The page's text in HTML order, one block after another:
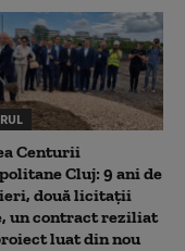
Centurii
Cluj: 9 ani de
două licitații
un contract reziliat
luat din nou